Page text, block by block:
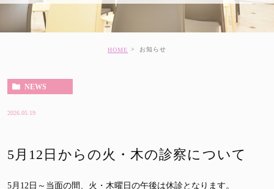
HOME お知らせ
NEWS
2026.05.19
5月12日からの火・木の診察について
5月12日～当面の間、火・木曜日の午後は休診となります。